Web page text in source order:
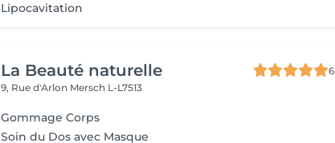
Lipocavitation
La Beauté naturelle
6
9, Rue d'Arlon Mersch L-L7513
Gommage Corps
Soin du Dos avec Masque